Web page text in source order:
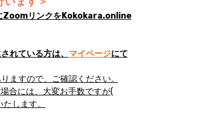
ZoomリンクをKokokara.online
れている方は、 マイページにて
ますので、ご確認ください。
合には、大変お手数ですが(
します。